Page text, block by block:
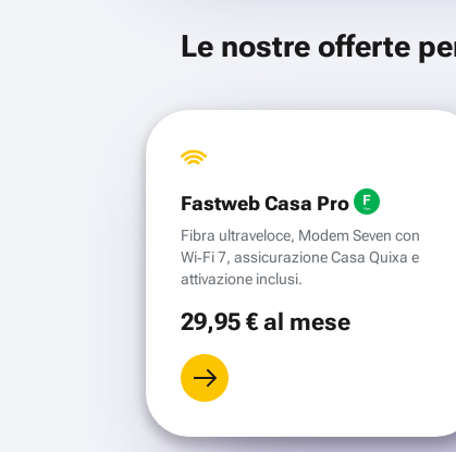
Le nostre offerte
Fastweb Casa Pro
Fibra ultraveloce, Modem Seven con
Wi‑Fi 7, assicurazione Casa Quixa e
attivazione inclusi.
29,95 €al mese